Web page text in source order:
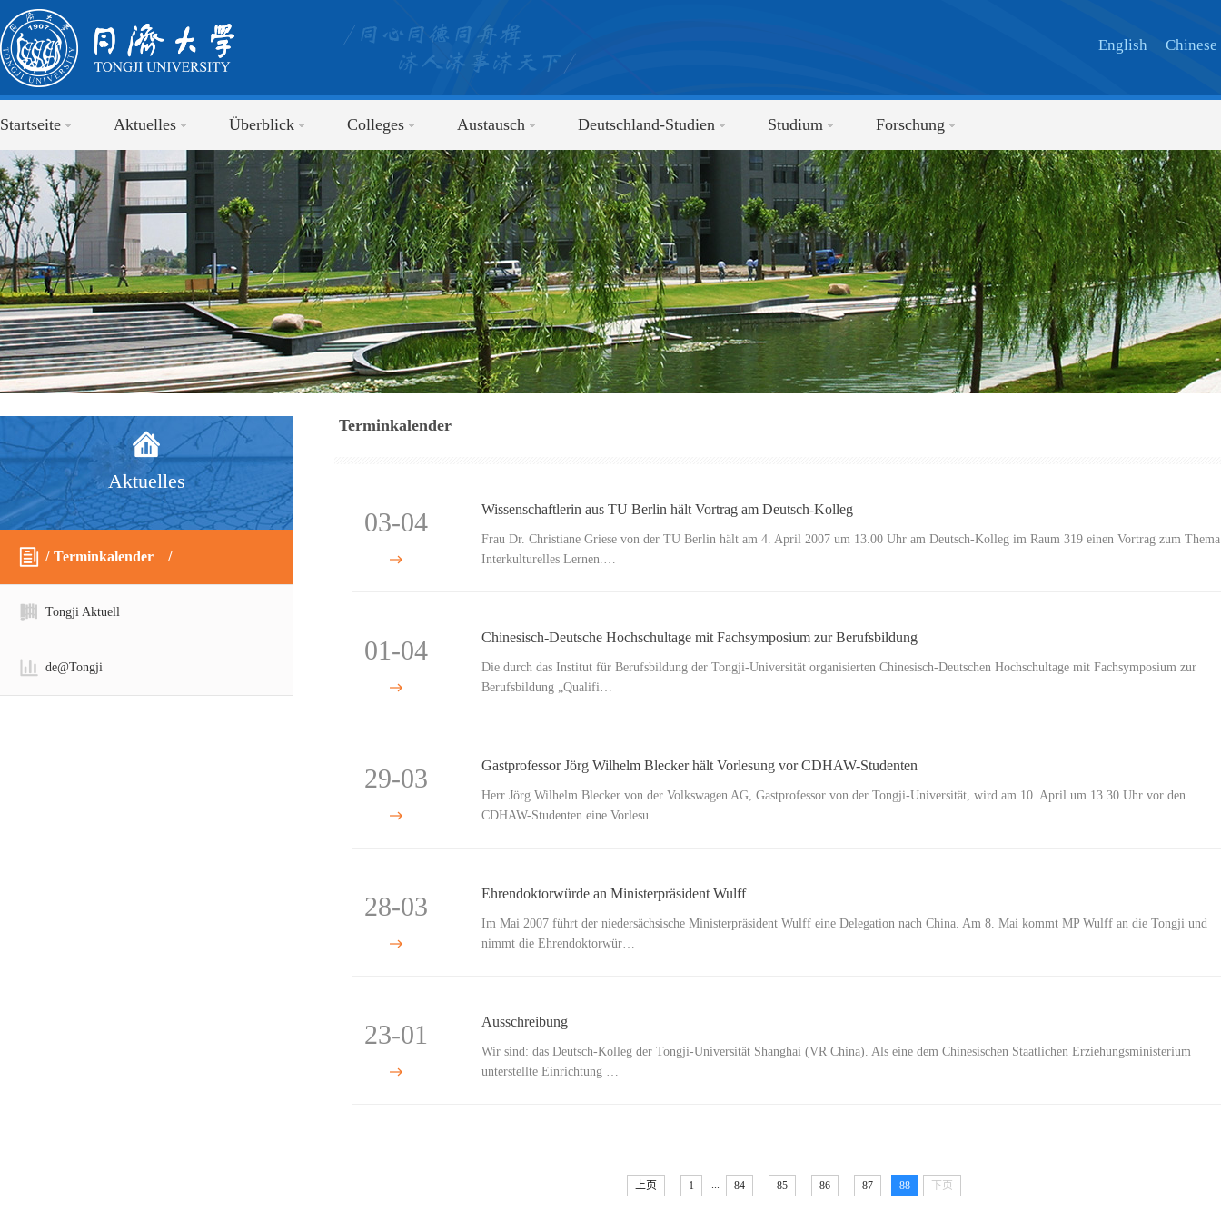
English Chinese
Startseite Aktuelles Überblick Colleges Austausch Deutschland-Studien Studium Forschung
Aktuelles
Terminkalender
Tongji Aktuell
de@Tongji
Terminkalender
03-04 Wissenschaftlerin aus TU Berlin hält Vortrag am Deutsch-Kolleg
Frau Dr. Christiane Griese von der TU Berlin hält am 4. April 2007 um 13.00 Uhr am Deutsch-Kolleg im Raum 319 einen Vortrag zum Thema
Interkulturelles Lernen.…
01-04 Chinesisch-Deutsche Hochschultage mit Fachsymposium zur Berufsbildung
Die durch das Institut für Berufsbildung der Tongji-Universität organisierten Chinesisch-Deutschen Hochschultage mit Fachsymposium zur
Berufsbildung „Qualifi…
29-03 Gastprofessor Jörg Wilhelm Blecker hält Vorlesung vor CDHAW-Studenten
Herr Jörg Wilhelm Blecker von der Volkswagen AG, Gastprofessor von der Tongji-Universität, wird am 10. April um 13.30 Uhr vor den
CDHAW-Studenten eine Vorlesu…
28-03 Ehrendoktorwürde an Ministerpräsident Wulff
Im Mai 2007 führt der niedersächsische Ministerpräsident Wulff eine Delegation nach China. Am 8. Mai kommt MP Wulff an die Tongji und
nimmt die Ehrendoktorwür…
23-01 Ausschreibung
Wir sind: das Deutsch-Kolleg der Tongji-Universität Shanghai (VR China). Als eine dem Chinesischen Staatlichen Erziehungsministerium
unterstellte Einrichtung …
上页 1 ... 84 85 86 87 88 下页